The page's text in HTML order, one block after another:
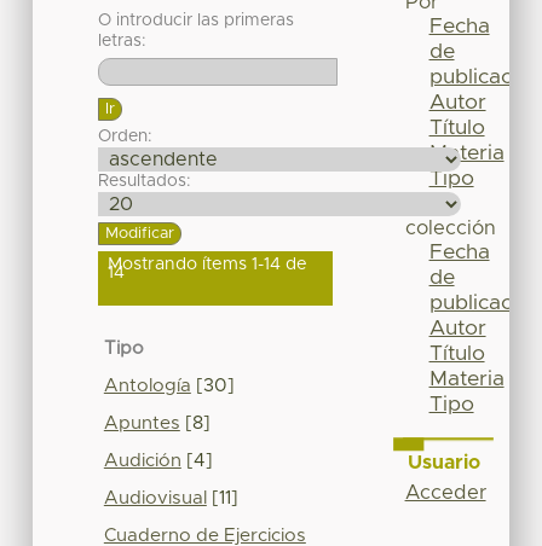
O introducir las primeras
letras:
Orden:
Resultados:
Mostrando ítems 1-14 de
14
Tipo
Antología [30]
Apuntes [8]
Audición [4]
Audiovisual [11]
Cuaderno de Ejercicios
Fecha
de
publicación
Autor
Título
Materia
Tipo
colección
Fecha
de
publicación
Autor
Título
Materia
Tipo
Usuario
Acceder